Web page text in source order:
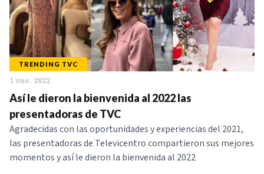
IR
NOTICIAS
SERIES
TRENDING TVC
1 ene. 2022
Así le dieron la bienvenida al 2022 las
presentadoras de TVC
Agradecidas con las oportunidades y experiencias del 2021,
las presentadoras de Televicentro compartieron sus mejores
momentos y así le dieron la bienvenida al 2022